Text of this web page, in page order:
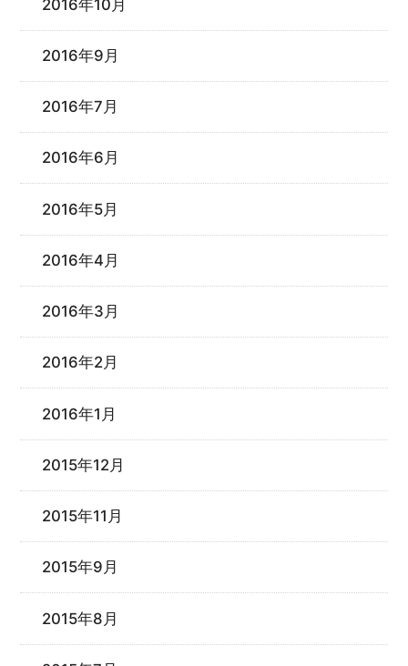
2016年10月
2016年9月
2016年7月
2016年6月
2016年5月
2016年4月
2016年3月
2016年2月
2016年1月
2015年12月
2015年11月
2015年9月
2015年8月